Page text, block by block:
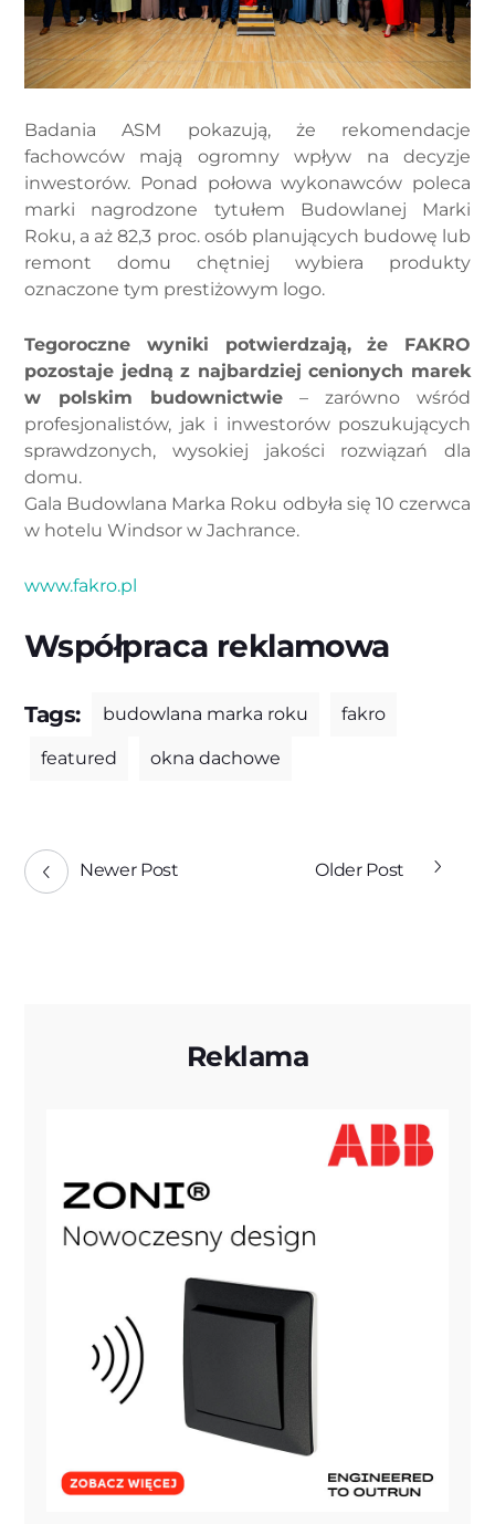
Badania ASM pokazują, że rekomendacje
fachowców mają ogromny wpływ na decyzje
inwestorów. Ponad połowa wykonawców poleca
marki nagrodzone tytułem Budowlanej Marki
Roku, a aż 82,3 proc. osób planujących budowę lub
remont domu chętniej wybiera produkty
oznaczone tym prestiżowym logo.
Tegoroczne wyniki potwierdzają, że FAKRO
pozostaje jedną z najbardziej cenionych marek
w polskim budownictwie – zarówno wśród
profesjonalistów, jak i inwestorów poszukujących
sprawdzonych, wysokiej jakości rozwiązań dla
domu.
Gala Budowlana Marka Roku odbyła się 10 czerwca
w hotelu Windsor w Jachrance.
www.fakro.pl
Współpraca reklamowa
Tags: budowlana marka roku fakro
featured okna dachowe
Newer Post Older Post
Reklama